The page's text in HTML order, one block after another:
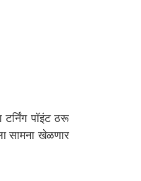
पॉइंट ठरू
सामना खेळणार